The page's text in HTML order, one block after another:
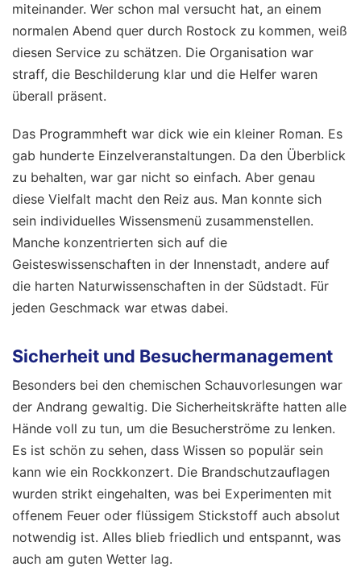
miteinander. Wer schon mal versucht hat, an einem
normalen Abend quer durch Rostock zu kommen, weiß
diesen Service zu schätzen. Die Organisation war
straff, die Beschilderung klar und die Helfer waren
überall präsent.
Das Programmheft war dick wie ein kleiner Roman. Es
gab hunderte Einzelveranstaltungen. Da den Überblick
zu behalten, war gar nicht so einfach. Aber genau
diese Vielfalt macht den Reiz aus. Man konnte sich
sein individuelles Wissensmenü zusammenstellen.
Manche konzentrierten sich auf die
Geisteswissenschaften in der Innenstadt, andere auf
die harten Naturwissenschaften in der Südstadt. Für
jeden Geschmack war etwas dabei.
Sicherheit und Besuchermanagement
Besonders bei den chemischen Schauvorlesungen war
der Andrang gewaltig. Die Sicherheitskräfte hatten alle
Hände voll zu tun, um die Besucherströme zu lenken.
Es ist schön zu sehen, dass Wissen so populär sein
kann wie ein Rockkonzert. Die Brandschutzauflagen
wurden strikt eingehalten, was bei Experimenten mit
offenem Feuer oder flüssigem Stickstoff auch absolut
notwendig ist. Alles blieb friedlich und entspannt, was
auch am guten Wetter lag.